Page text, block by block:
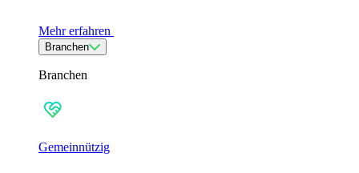
Mehr erfahren
Branchen
Branchen
Gemeinnützig